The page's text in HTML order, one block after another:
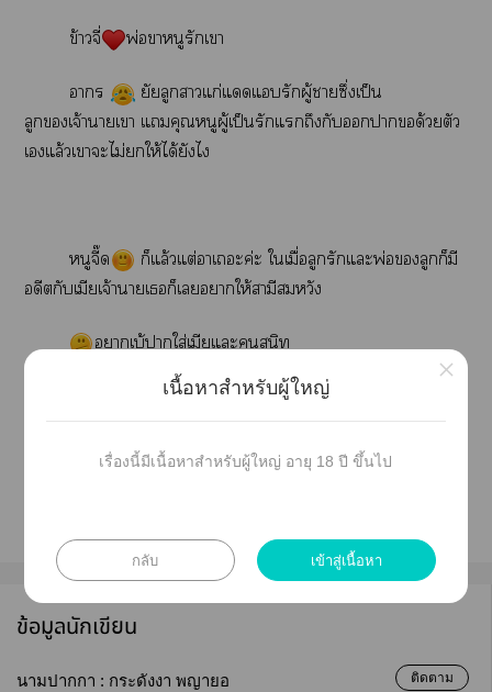
ข้าวจี่
พ่อาหนูรักเา
า
ยัยลูกาแก่แแรักผู้าซึ่งเป็น
ลูกเจ้าาเา แคุณหนูผู้เป็นรักแถึงกับาขอด้วยตัว
เแล้วเาะไม่ให้ได้ยังไ
หนูจี๊ด
ก็แล้วแต่าเะค่ะ ใเมื่อลูกรักแะพ่อลูกก็มี
อดีตกับเมียเจ้าาเก็เาให้สามีสมหวัง
าเบ้าใส่เมียแะสนิท
เสี่ยหึงแะดูแต่เาะลูกไม่เป็น
เาก็เต้องเมีย ###ก็แล้วว่าเแต่วัว
ข้อมูลนักเขียน
นามปากกา : กระดังงา พญายอ ติดตาม
เนื้อหาสำหรับผู้ใหญ่
เรื่องนี้มีเนื้อหาสำหรับผู้ใหญ่ อายุ 18 ปี ขึ้นไป
กลับ เข้าสู่เนื้อหา
×